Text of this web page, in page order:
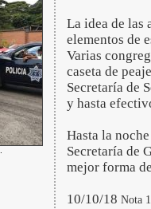
La idea de las
elementos de
Varias
caseta de
Secretaría de
y hasta
Hasta la
Secretaría de
mejor forma
10/10/18 Nota